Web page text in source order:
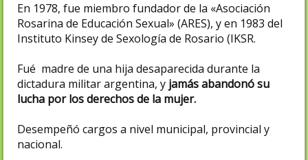
En 1978, fue miembro fundador de la «Asociación
Rosarina de Educación Sexual» (ARES), y en 1983 del
Instituto Kinsey de Sexología de Rosario (IKSR.
Fué madre de una hija desaparecida durante la
dictadura militar argentina, y jamás abandonó su
lucha por los derechos de la mujer.
Desempeñó cargos a nivel municipal, provincial y
nacional.